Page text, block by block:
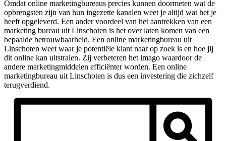
Omdat online marketingbureaus precies kunnen doormeten wat de
opbrengsten zijn van hun ingezette kanalen weet je altijd wat het je
heeft opgeleverd. Een ander voordeel van het aantrekken van een
marketing bureau uit Linschoten is het over laten komen van een
bepaalde betrouwbaarheid. Een online marketingbureau uit
Linschoten weet waar je potentiële klant naar op zoek is en hoe jij
dit online kan uitstralen. Zij verbeteren het imago waardoor de
andere marketingmiddelen efficiënter worden. Een online
marketingbureau uit Linschoten is dus een investering die zichzelf
terugverdiend.